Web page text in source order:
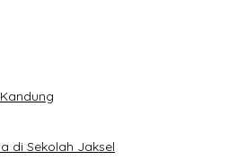
di Sekolah Jaksel